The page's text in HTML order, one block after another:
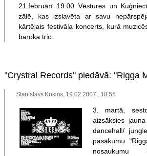
21.februārī 19.00 Vēstures un
zālē, kas izslavēta ar savu
kārtējais festivāla koncerts, kurā
baroka trio.
"Crystral Records" piedāvā: "Rigga
Stanislavs Kokins, 19.02.2007., 18:55
3. martā,
aizsāksies
dancehall/
pasākumu
nosaukumu